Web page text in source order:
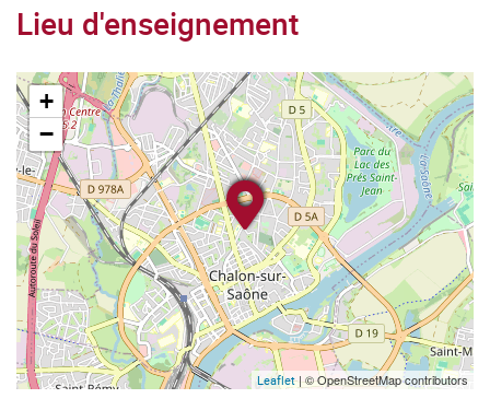
Lieu d'enseignement
+
−
Leaflet| © OpenStreetMap contributors